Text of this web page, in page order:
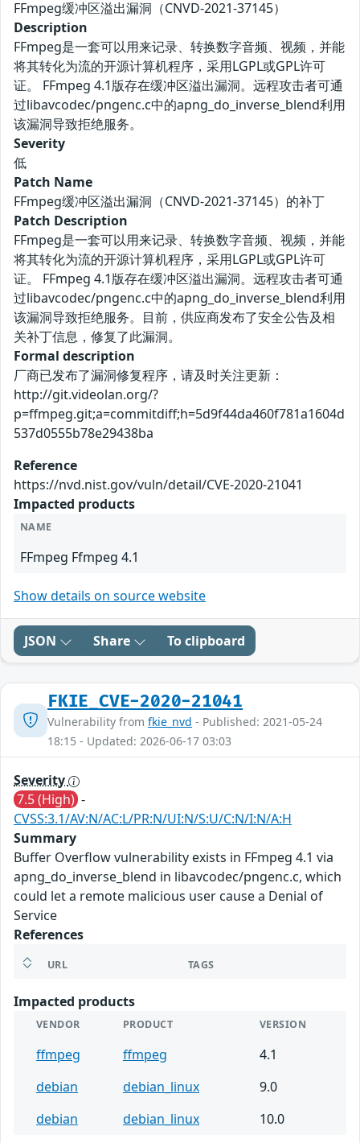
FFmpeg缓冲区溢出漏洞（CNVD-2021-37145）
Description
FFmpeg是一套可以用来记录、转换数字音频、视频，并能
将其转化为流的开源计算机程序，采用LGPL或GPL许可
证。 FFmpeg 4.1版存在缓冲区溢出漏洞。远程攻击者可通
过libavcodec/pngenc.c中的apng_do_inverse_blend利用
该漏洞导致拒绝服务。
Severity
低
Patch Name
FFmpeg缓冲区溢出漏洞（CNVD-2021-37145）的补丁
Patch Description
FFmpeg是一套可以用来记录、转换数字音频、视频，并能
将其转化为流的开源计算机程序，采用LGPL或GPL许可
证。 FFmpeg 4.1版存在缓冲区溢出漏洞。远程攻击者可通
过libavcodec/pngenc.c中的apng_do_inverse_blend利用
该漏洞导致拒绝服务。目前，供应商发布了安全公告及相
关补丁信息，修复了此漏洞。
Formal description
厂商已发布了漏洞修复程序，请及时关注更新：
http://git.videolan.org/?
p=ffmpeg.git;a=commitdiff;h=5d9f44da460f781a1604d
537d0555b78e29438ba
Reference
https://nvd.nist.gov/vuln/detail/CVE-2020-21041
Impacted products
NAME
FFmpeg Ffmpeg 4.1
Show details on source website
JSON Share To clipboard
FKIE_CVE-2020-21041
Vulnerability from fkie_nvd - Published: 2021-05-24
18:15 - Updated: 2026-06-17 03:03
Severity
7.5 (High) -
CVSS:3.1/AV:N/AC:L/PR:N/UI:N/S:U/C:N/I:N/A:H
Summary
Buffer Overflow vulnerability exists in FFmpeg 4.1 via
apng_do_inverse_blend in libavcodec/pngenc.c, which
could let a remote malicious user cause a Denial of
Service
References
URL TAGS
Impacted products
VENDOR PRODUCT VERSION
ffmpeg ffmpeg
4.1
debian
debian_linux
9.0
debian
debian_linux 10.0